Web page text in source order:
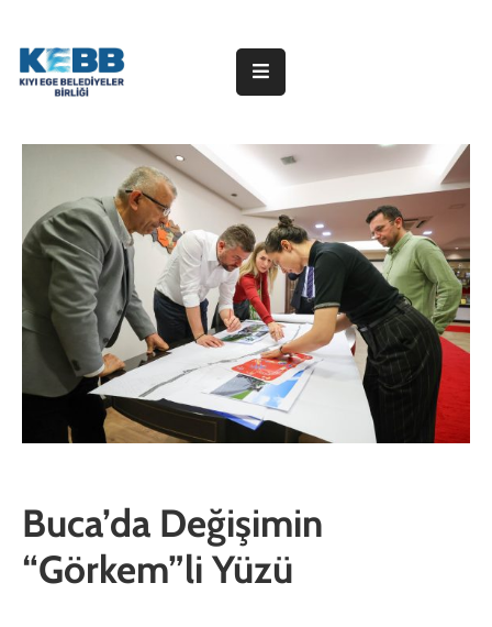
ÜYE
BELEDİYELER
HABERLER
DUYURULAR
PROJELER
Buca’da Değişimin
“Görkem”li Yüzü